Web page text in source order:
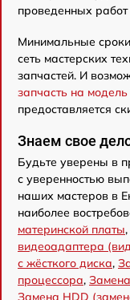
проведенных работ
Минимальные
сеть мастерских
запчастей. И
запчасть на модель
предоставляется
Знаем свое
Будьте уверены в
с уверенностью
наших мастеров в
наиболее
материнской платы,
видеоадаптера
с жёсткого диска,
процессора,
Замена HDD